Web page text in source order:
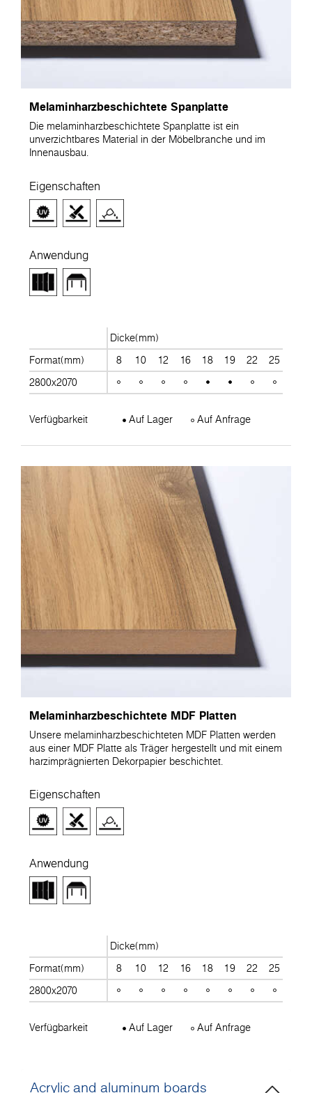
Melaminharzbeschichtete Spanplatte
Die melaminharzbeschichtete Spanplatte ist ein
unverzichtbares Material in der Möbelbranche und im
Innenausbau.
Eigenschaften
Anwendung
Dicke(mm)
Format(mm)
8 10 12 16 18 19 22 25
2800x2070
Verfügbarkeit Auf Lager Auf Anfrage
Melaminharzbeschichtete MDF Platten
Unsere melaminharzbeschichteten MDF Platten werden
aus einer MDF Platte als Träger hergestellt und mit einem
harzimprägnierten Dekorpapier beschichtet.
Eigenschaften
Anwendung
Dicke(mm)
Format(mm)
8 10 12 16 18 19 22 25
2800x2070
Verfügbarkeit Auf Lager Auf Anfrage
Acrylic and aluminum boards